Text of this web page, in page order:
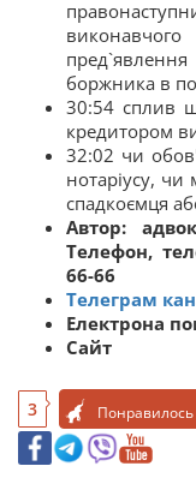
боржника в
30:54 сплив
кредитором
32:02 чи
нотаріусу,
спадкоємця
Автор:
Телефон,
66-66
Телеграм
Електрона
Сайт
3 Понравилось